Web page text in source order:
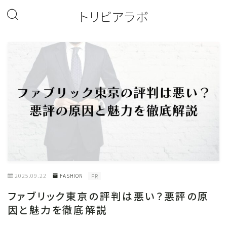
トリビアラボ
2025.09.22 FASHION PR
ファブリック東京の評判は悪い？悪評の原
因と魅力を徹底解説